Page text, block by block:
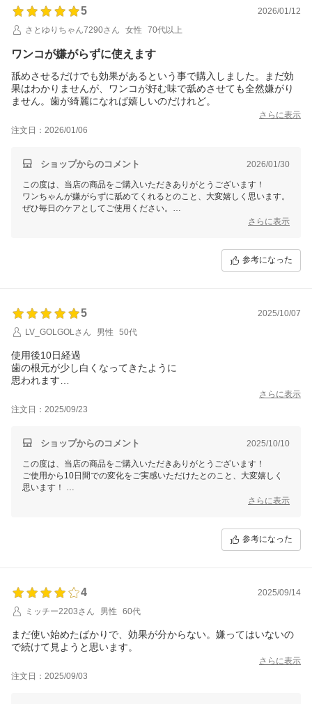
5
2026/01/12
さとゆりちゃん7290さん
女性 70代以上
ワンコが嫌がらずに使えます
舐めさせるだけでも効果があるという事で購入しました。まだ効
果はわかりませんが、ワンコが好む味で舐めさせても全然嫌がり
ません。歯が綺麗になれば嬉しいのだけれど。
さらに表示
注文日：2026/01/06
ショップからのコメント 2026/01/30
この度は、当店の商品をご購入いただきありがとうございます！
ワンちゃんが嫌がらずに舐めてくれるとのこと、大変嬉しく思います。
ぜひ毎日のケアとしてご使用ください。
もし何かご不明な点やお気づきの点がございましたら、どうぞお気軽に
さらに表示
参考になった
5
2025/10/07
LV_GOLGOLさん
男性 50代
使用後10日経過
歯の根元が少し白くなってきたように
思われます
良いのですが…期待をこめて！
さらに表示
注文日：2025/09/23
ショップからのコメント 2025/10/10
この度は、当店の商品をご購入いただきありがとうございます！
ご使用から10日間での変化をご実感いただけたとのこと、大変嬉しく
思います！
ぜひ毎日のケアにお役立ていただき、お困りごとがありましたらお気軽
さらに表示
参考になった
4
2025/09/14
ミッチー2203さん
男性 60代
まだ使い始めたばかりで、効果が分からない。嫌ってはいないの
で続けて見ようと思います。
さらに表示
注文日：2025/09/03